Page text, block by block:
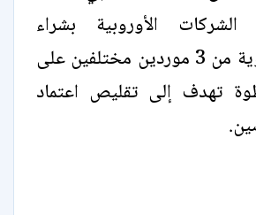
الشركات الأوروبية بشراء
المكونات الحيوية من 3 موردين مختلفين على
تهدف إلى تقليص اعتماد